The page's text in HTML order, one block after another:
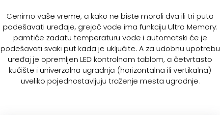
Cenimo vaše vreme, a kako ne biste morali dva ili tri puta
podešavati uređaje, grejač vode ima funkciju Ultra Memory:
pamtiće zadatu temperaturu vode i automatski će je
podešavati svaki put kada je uključite. A za udobnu upotrebu
uređaj je opremljen LED kontrolnom tablom, a četvrtasto
kućište i univerzalna ugradnja (horizontalna ili vertikalna)
uveliko pojednostavljuju traženje mesta ugradnje.